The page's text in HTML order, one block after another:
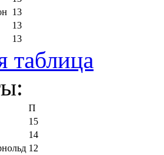
13
13
13
таблица
П
15
14
12